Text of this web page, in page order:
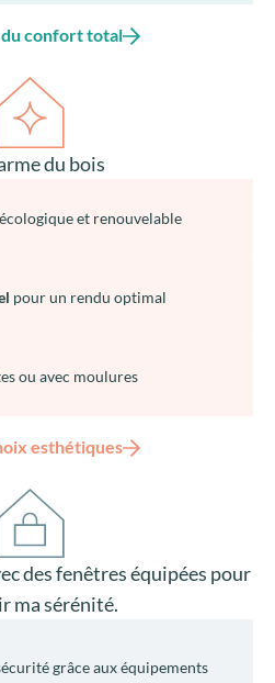
du confort total
du bois
et renouvelable
pour un rendu optimal
ou avec moulures
esthétiques
des fenêtres équipées pour
ma sérénité.
grâce aux équipements